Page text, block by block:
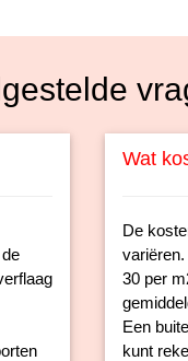
Wat
De
30 per
Een
kunt